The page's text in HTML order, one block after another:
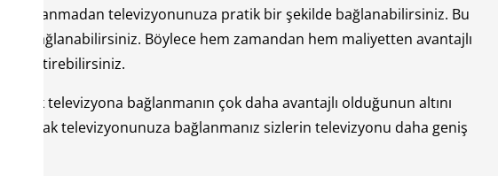
kullanmadan televizyonunuza pratik bir şekilde bağlanabilirsiniz. Bu
bağlanabilirsiniz. Böylece hem zamandan hem maliyetten avantajlı
televizyona bağlanmanın çok daha avantajlı olduğunun altını
olarak televizyonunuza bağlanmanız sizlerin televizyonu daha geniş